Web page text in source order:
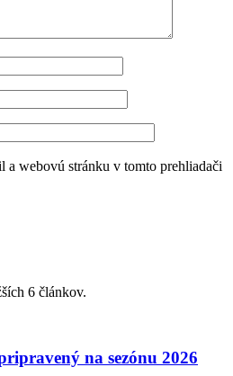
a webovú stránku v tomto prehliadači
6 článkov.
na sezónu 2026